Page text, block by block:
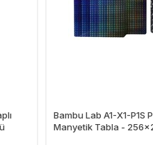
Bambu Lab A1-X1-P1S
Manyetik Tabla -